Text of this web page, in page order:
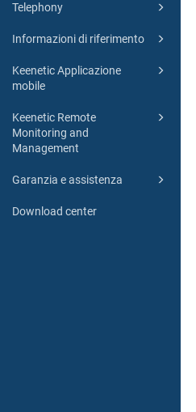
Telephony
Informazioni di riferimento
Keenetic Applicazione
mobile
Keenetic Remote
Monitoring and
Management
Garanzia e assistenza
Download center